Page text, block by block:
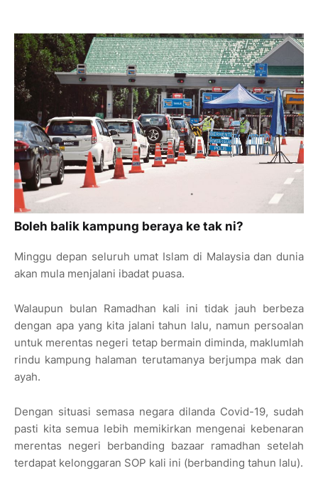
Boleh balik kampung beraya ke tak ni?
Minggu depan seluruh umat Islam di Malaysia dan dunia
akan mula menjalani ibadat puasa.
Walaupun bulan Ramadhan kali ini tidak jauh berbeza
dengan apa yang kita jalani tahun lalu, namun persoalan
untuk merentas negeri tetap bermain diminda, maklumlah
rindu kampung halaman terutamanya berjumpa mak dan
ayah.
Dengan situasi semasa negara dilanda Covid-19, sudah
pasti kita semua lebih memikirkan mengenai kebenaran
merentas negeri berbanding bazaar ramadhan setelah
terdapat kelonggaran SOP kali ini (berbanding tahun lalu).